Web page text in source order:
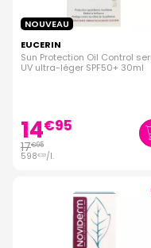
NOUVEAU
EUCERIN
Sun Protection Oil Control
UV ultra-léger SPF50+ 30ml
14€95
17€95
598€33/l.